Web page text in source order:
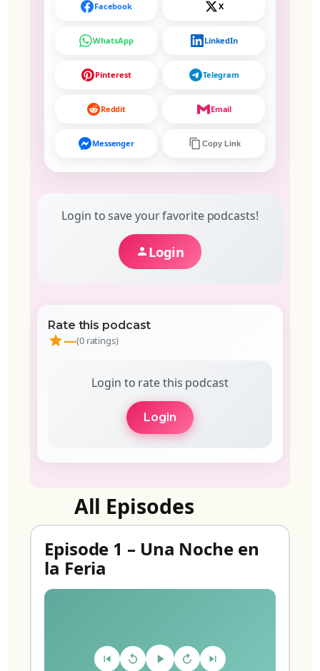
Facebook X
WhatsApp LinkedIn
Pinterest Telegram
Reddit Email
Messenger Copy Link
Login to save your favorite podcasts!
Login
Rate this podcast
—(0 ratings)
Login to rate this podcast
Login
All Episodes
Episode 1 – Una Noche en
la Feria